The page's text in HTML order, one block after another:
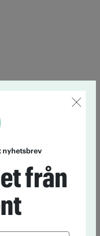
nyhetsbrev
från